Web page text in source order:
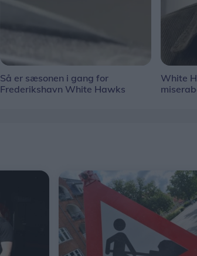
Så er sæsonen i gang for
Frederikshavn White Hawks
White